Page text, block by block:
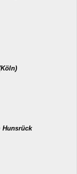
Hunsrück